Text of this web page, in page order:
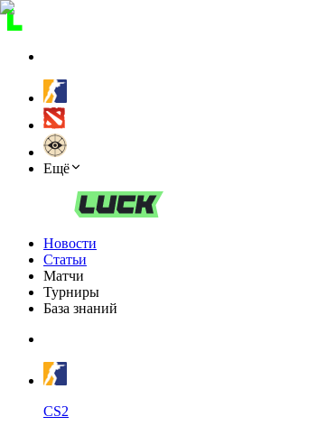
Ещё
Новости
Статьи
Матчи
Турниры
База знаний
CS2